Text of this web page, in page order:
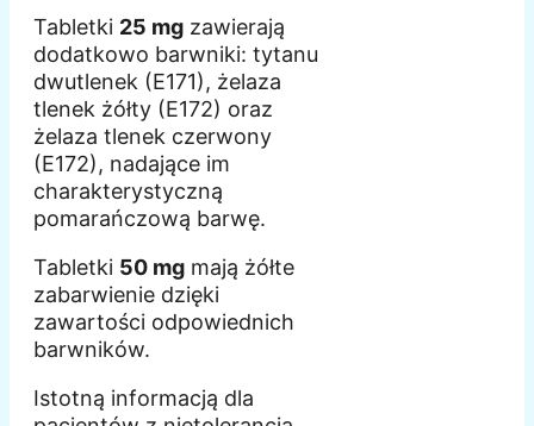
Tabletki 25 mg zawierają
dodatkowo barwniki: tytanu
dwutlenek (E171), żelaza
tlenek żółty (E172) oraz
żelaza tlenek czerwony
(E172), nadające im
charakterystyczną
pomarańczową barwę.
Tabletki 50 mg mają żółte
zabarwienie dzięki
zawartości odpowiednich
barwników.
Istotną informacją dla